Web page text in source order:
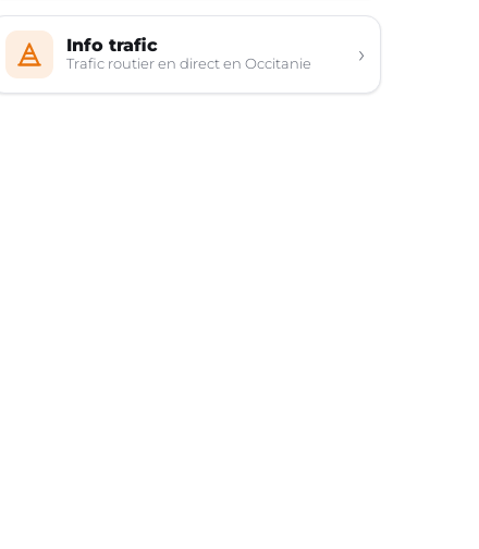
Info trafic
Trafic routier en direct en Occitanie ›